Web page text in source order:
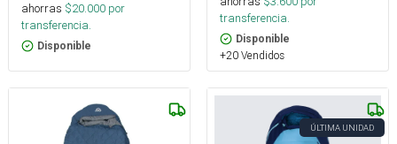
ahorras $20.000 por
transferencia.
Disponible
transferencia.
Disponible
+20 Vendidos
ÚLTIMA UNIDAD